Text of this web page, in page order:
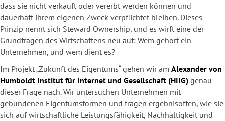
dass sie nicht verkauft oder vererbt werden können und
dauerhaft ihrem eigenen Zweck verpflichtet bleiben. Dieses
Prinzip nennt sich Steward Ownership, und es wirft eine der
Grundfragen des Wirtschaftens neu auf: Wem gehört ein
Unternehmen, und wem dient es?
Im Projekt „Zukunft des Eigentums“ gehen wir am Alexander von
Humboldt Institut für Internet und Gesellschaft (HIIG) genau
dieser Frage nach. Wir untersuchen Unternehmen mit
gebundenen Eigentumsformen und fragen ergebnisoffen, wie sie
sich auf wirtschaftliche Leistungsfähigkeit, Nachhaltigkeit und